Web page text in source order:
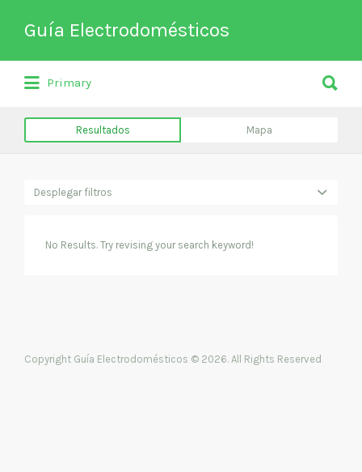
Guía Electrodomésticos
Directorio de empresas relacionadas
o fabricación entre otros de
electrodomésticos y climatización.
Buscar
por:
Primary
por:
Resultados Mapa
Desplegar filtros
No Results. Try revising your search keyword!
Copyright Guía Electrodomésticos © 2026. All Rights Reserved